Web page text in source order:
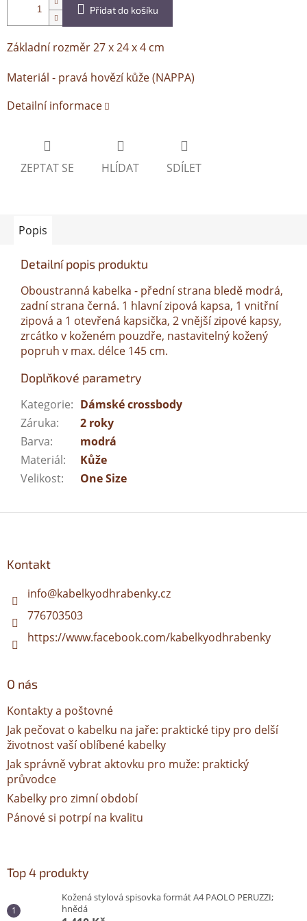
Přidat do košíku
Základní rozměr 27 x 24 x 4 cm
Materiál - pravá hovězí kůže (NAPPA)
Detailní informace
ZEPTAT SE HLÍDAT SDÍLET
Popis
Detailní popis produktu
Oboustranná kabelka - přední strana bledě modrá,
zadní strana černá. 1 hlavní zipová kapsa, 1 vnitřní
zipová a 1 otevřená kapsička, 2 vnější zipové kapsy,
zrcátko v koženém pouzdře, nastavitelný kožený
popruh v max. délce 145 cm.
Doplňkové parametry
Kategorie: Dámské crossbody
Záruka:
2 roky
Barva:
modrá
Materiál:
Kůže
Velikost: One Size
Kontakt
info@kabelkyodhrabenky.cz
776703503
https://www.facebook.com/kabelkyodhrabenky
O nás
Kontakty a poštovné
Jak pečovat o kabelku na jaře: praktické tipy pro delší
životnost vaší oblíbené kabelky
Jak správně vybrat aktovku pro muže: praktický
průvodce
Kabelky pro zimní období
Pánové si potrpí na kvalitu
Top 4 produkty
Kožená stylová spisovka formát A4 PAOLO PERUZZI;
hnědá